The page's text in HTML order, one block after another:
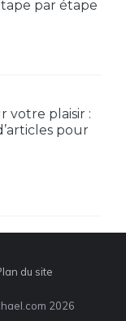
par étape
votre plaisir :
pour
du site
2026